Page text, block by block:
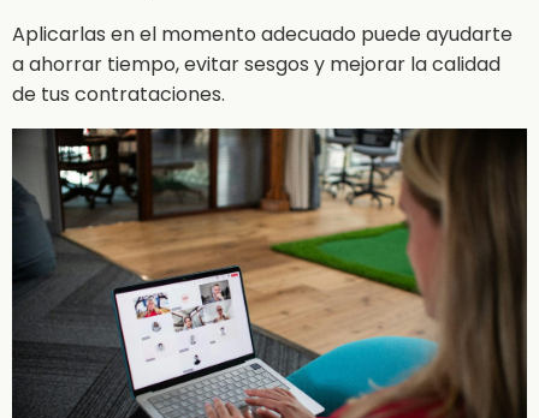
Aplicarlas en el momento adecuado puede ayudarte
a ahorrar tiempo, evitar sesgos y mejorar la calidad
de tus contrataciones.